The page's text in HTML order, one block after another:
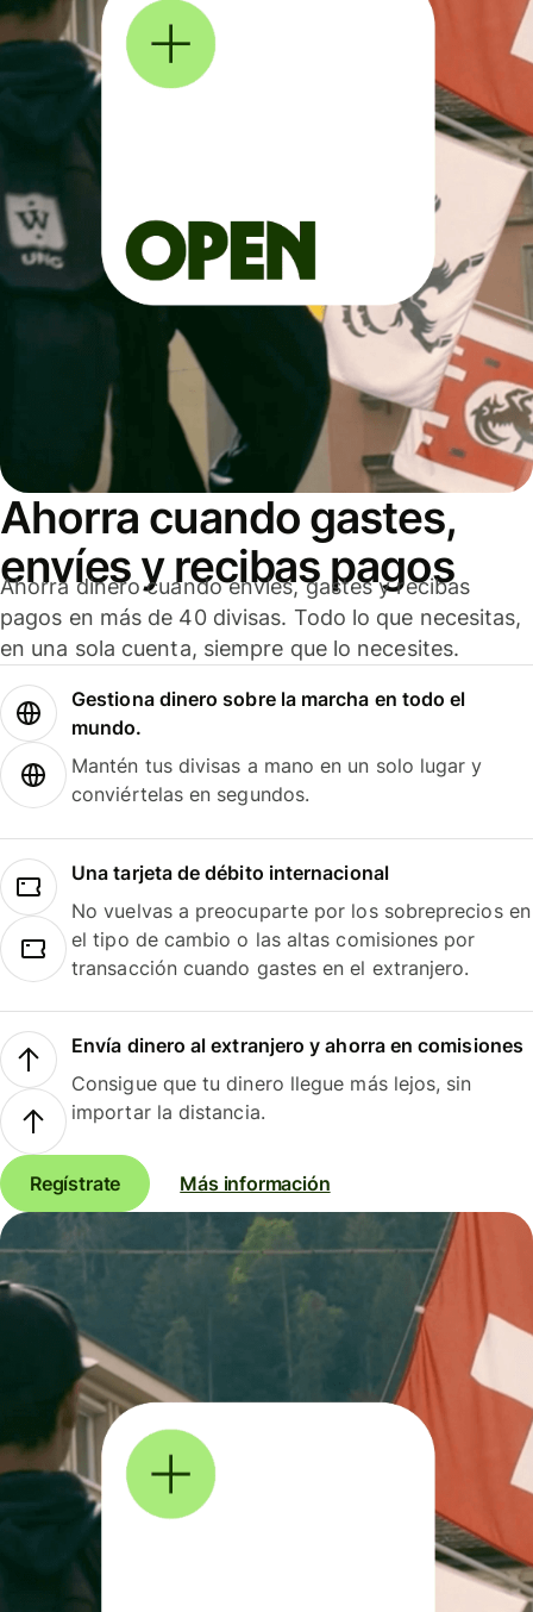
Ahorra cuando gastes,
envíes y recibas pagos
Ahorra dinero cuando envíes, gastes y recibas
pagos en más de 40 divisas. Todo lo que necesitas,
en una sola cuenta, siempre que lo necesites.
Gestiona dinero sobre la marcha en todo el
mundo.
Mantén tus divisas a mano en un solo lugar y
conviértelas en segundos.
Una tarjeta de débito internacional
No vuelvas a preocuparte por los sobreprecios en
el tipo de cambio o las altas comisiones por
transacción cuando gastes en el extranjero.
Envía dinero al extranjero y ahorra en comisiones
Consigue que tu dinero llegue más lejos, sin
importar la distancia.
Regístrate Más información